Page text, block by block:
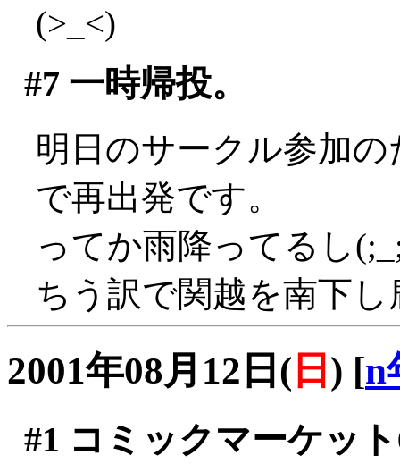
(>_<)
#7 一時帰投。
明日のサークル参加
で再出発です。
ってか雨降ってるし
ちう訳で関越を南下
2001年08月12日( 日 ) [n
#1 コミックマーケッ